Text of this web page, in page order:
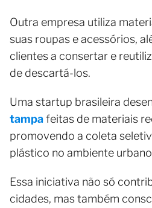
Outra empresa utiliza
suas roupas e acessórios,
clientes a consertar e
de descartá-los.
Uma startup brasileira
tampafeitas de materiais
promovendo a coleta
plástico no ambiente
Essa iniciativa não só
cidades, mas também